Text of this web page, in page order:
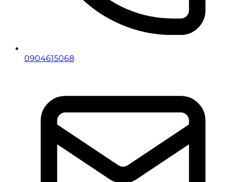
0904615068